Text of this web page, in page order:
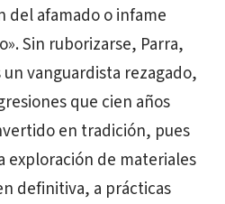
del afamado o infame
Sin ruborizarse, Parra,
vanguardista rezagado,
que cien años
en tradición, pues
exploración de materiales
definitiva, a prácticas